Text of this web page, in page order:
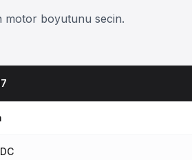
motor boyutunu secin.